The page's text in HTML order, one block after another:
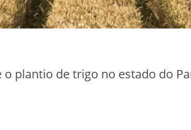
plantio de trigo no estado do